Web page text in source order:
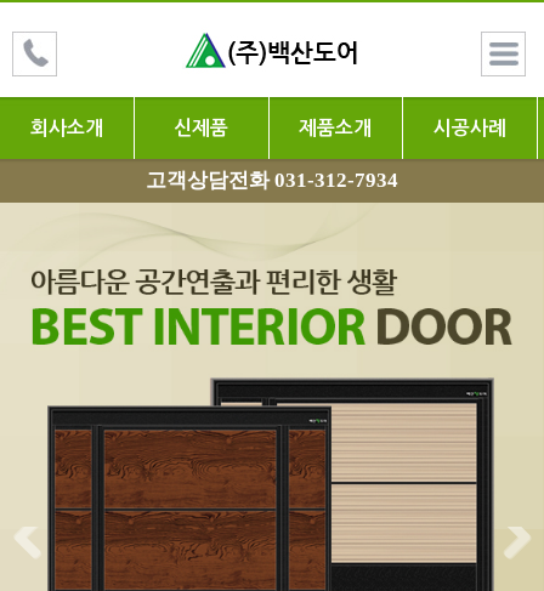
회사소개 신제품 제품소개 시공사례
고객상담전화 031-312-7934